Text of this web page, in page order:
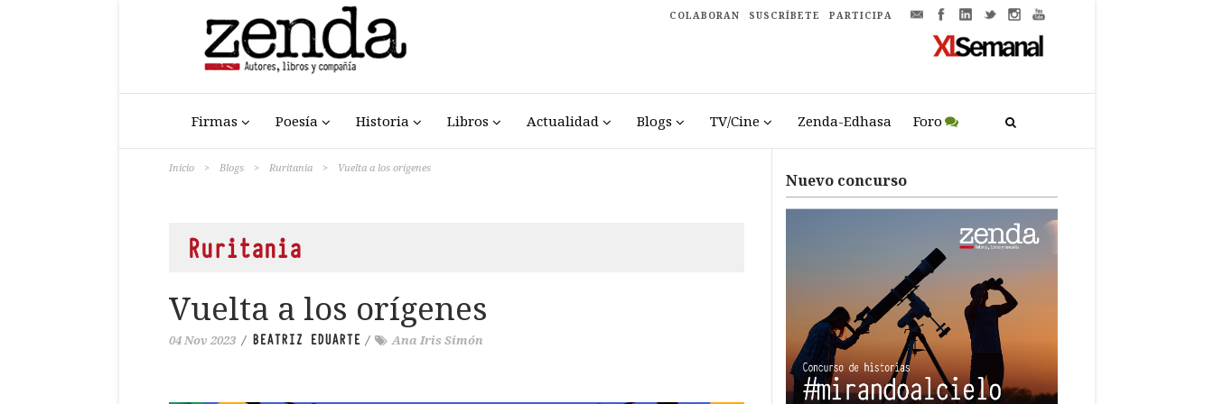
COLABORAN SUSCRÍBETE PARTICIPA
Firmas Poesía Historia Libros Actualidad Blogs TV/Cine Zenda-Edhasa Foro
Inicio > Blogs > Ruritania > Vuelta a los orígenes
Ruritania
Vuelta a los orígenes
04 Nov 2023 / BEATRIZ EDUARTE / Ana Iris Simón
Nuevo concurso